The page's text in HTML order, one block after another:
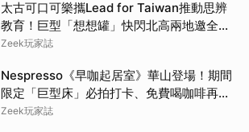
太古可口可樂攜Lead for Taiwan推動思辨
教育！巨型「想想罐」快閃北高兩地邀全民
挑戰「打破慣性」
Zeek玩家誌
Nespresso《早咖起居室》華山登場！期間
限定「巨型床」必拍打卡、免費喝咖啡再拿
好禮
Zeek玩家誌